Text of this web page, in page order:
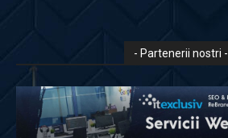
- Partenerii nostri -